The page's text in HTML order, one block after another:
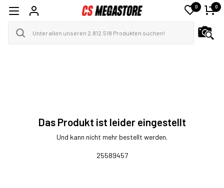
0 0
Das Produkt ist leider eingestellt
Und kann nicht mehr bestellt werden.
25589457